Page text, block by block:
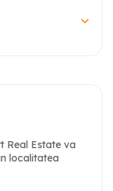
Real Estate va
localitatea